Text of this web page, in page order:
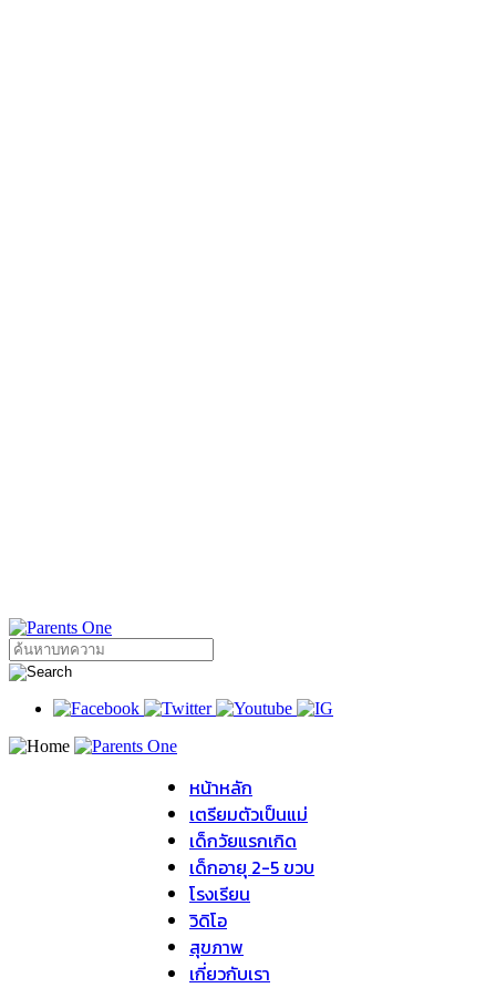
หน้าหลัก
เตรียมตัวเป็นแม่
เด็กวัยแรกเกิด
เด็กอายุ 2-5 ขวบ
โรงเรียน
วิดิโอ
สุขภาพ
เกี่ยวกับเรา